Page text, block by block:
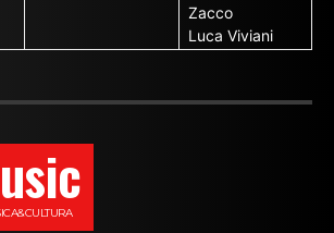
Zacco
Luca Viviani